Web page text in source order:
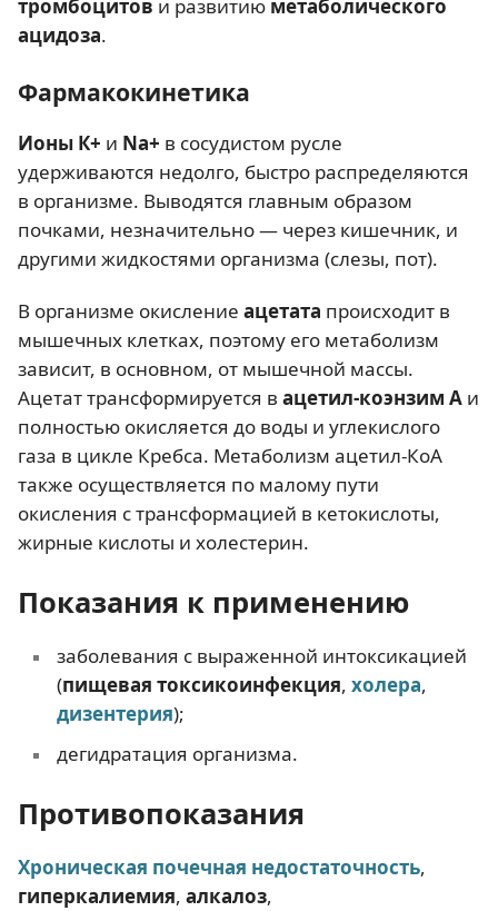
тромбоцитов и развитию метаболического
ацидоза.
Фармакокинетика
Ионы К+ и Na+ в сосудистом русле
удерживаются недолго, быстро распределяются
в организме. Выводятся главным образом
почками, незначительно — через кишечник, и
другими жидкостями организма (слезы, пот).
В организме окисление ацетата происходит в
мышечных клетках, поэтому его метаболизм
зависит, в основном, от мышечной массы.
Ацетат трансформируется в ацетил-коэнзим А и
полностью окисляется до воды и углекислого
газа в цикле Кребса. Метаболизм ацетил-КоА
также осуществляется по малому пути
окисления с трансформацией в кетокислоты,
жирные кислоты и холестерин.
Показания к применению
заболевания с выраженной интоксикацией
(пищевая токсикоинфекция, холера,
дизентерия);
дегидратация организма.
Противопоказания
Хроническая почечная недостаточность,
гиперкалиемия, алкалоз,